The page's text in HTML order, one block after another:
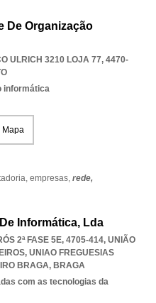
De Organização
ULRICH 3210 LOJA 77, 4470-
informática
Mapa
empresas, rede,
Informática, Lda
2ª FASE 5E, 4705-414, UNIÃO
, UNIAO FREGUESIAS
BRAGA, BRAGA
com as tecnologias da